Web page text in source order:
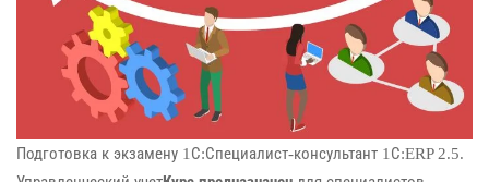
Подготовка к экзамену 1С:Специалист-консультант 1С:ERP 2.5.